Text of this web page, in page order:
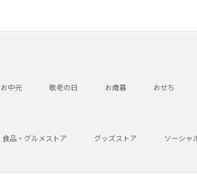
お中元 敬老の日 お歳暮 おせち
食品・グルメストア グッズストア ソーシャ